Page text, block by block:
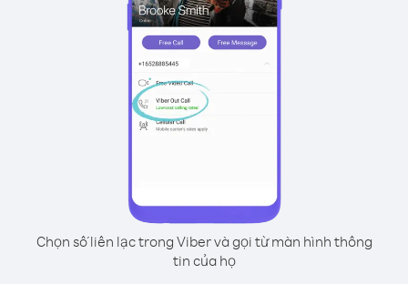
Chọn số liên lạc trong Viber và gọi từ màn hình thông
tin của họ